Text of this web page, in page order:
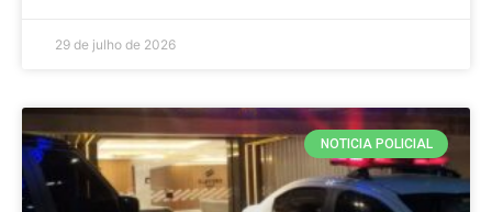
29 de julho de 2026
NOTICIA POLICIAL